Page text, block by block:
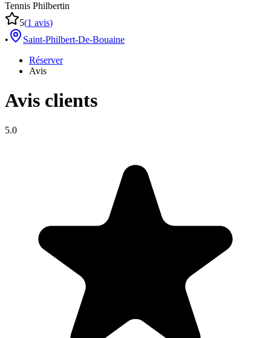
Tennis Philbertin
5(1 avis)
•
Saint-Philbert-De-Bouaine
Réserver
Avis
Avis clients
5.0